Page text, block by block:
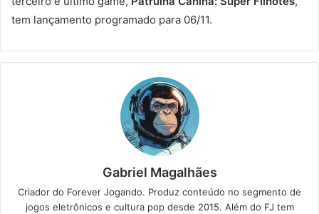
tem lançamento programado para 06/11.
Gabriel Magalhães
Criador do Forever Jogando. Produz conteúdo no segmento de
jogos eletrônicos e cultura pop desde 2015. Além do FJ tem